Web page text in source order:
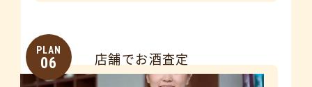
PLAN
06 店舗でお酒査定